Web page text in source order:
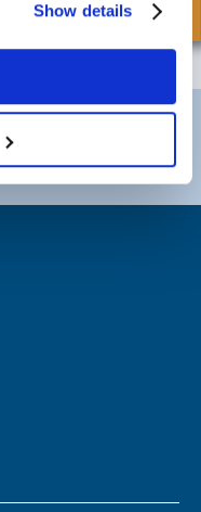
Show details
ABONNER
Telefon:
E-post: